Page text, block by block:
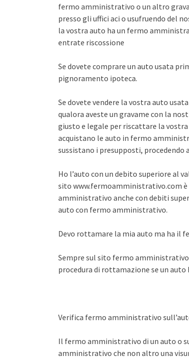
fermo amministrativo o un altro
presso gli uffici aci o usufruendo del
la vostra auto ha un fermo
entrate riscossione
Se dovete comprare un auto usata
pignoramento ipoteca.
Se dovete vendere la vostra auto
qualora aveste un gravame con la
giusto e legale per riscattare la
acquistano le auto in fermo
sussistano i presupposti,
Ho l’auto con un debito superiore al
sito www.fermoamministrativo.com è
amministrativo anche con debiti
auto con fermo amministrativo.
Devo rottamare la mia auto ma ha il
Sempre sul sito fermo
procedura di rottamazione se un
Verifica fermo amministrativo
Il fermo amministrativo di un auto o
amministrativo che non altro una